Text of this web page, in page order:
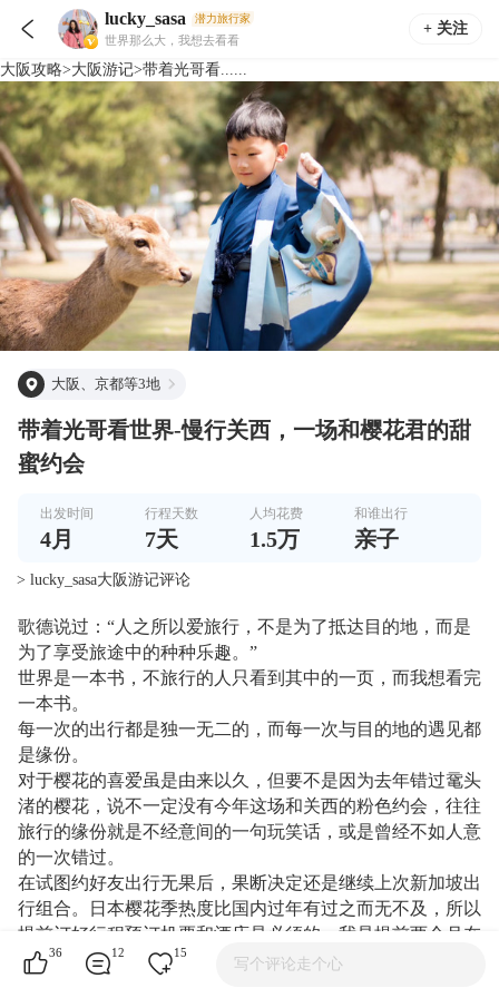
 lucky_sasa 潜力旅行家
世界那么大，我想去看看
+ 关注
大阪攻略>大阪游记>带着光哥看......
大阪、京都等3地
带着光哥看世界-慢行关西，一场和樱花君的甜
蜜约会
出发时间
4月
行程天数
7天
人均花费
1.5万
和谁出行
亲子
> lucky_sasa大阪游记评论
歌德说过：“人之所以爱旅行，不是为了抵达目的地，而是
为了享受旅途中的种种乐趣。”
世界是一本书，不旅行的人只看到其中的一页，而我想看完
一本书。
每一次的出行都是独一无二的，而每一次与目的地的遇见都
是缘份。
对于樱花的喜爱虽是由来以久，但要不是因为去年错过鼋头
渚的樱花，说不一定没有今年这场和关西的粉色约会，往往
旅行的缘份就是不经意间的一句玩笑话，或是曾经不如人意
的一次错过。
在试图约好友出行无果后，果断决定还是继续上次新加坡出
行组合。日本樱花季热度比国内过年有过之而无不及，所以
提前订好行程预订机票和酒店是必须的。我是提前两个月在
携程上下的单，不算晚但也不早，如果想要体验一些比较有
36 12 15
写个评论走个心